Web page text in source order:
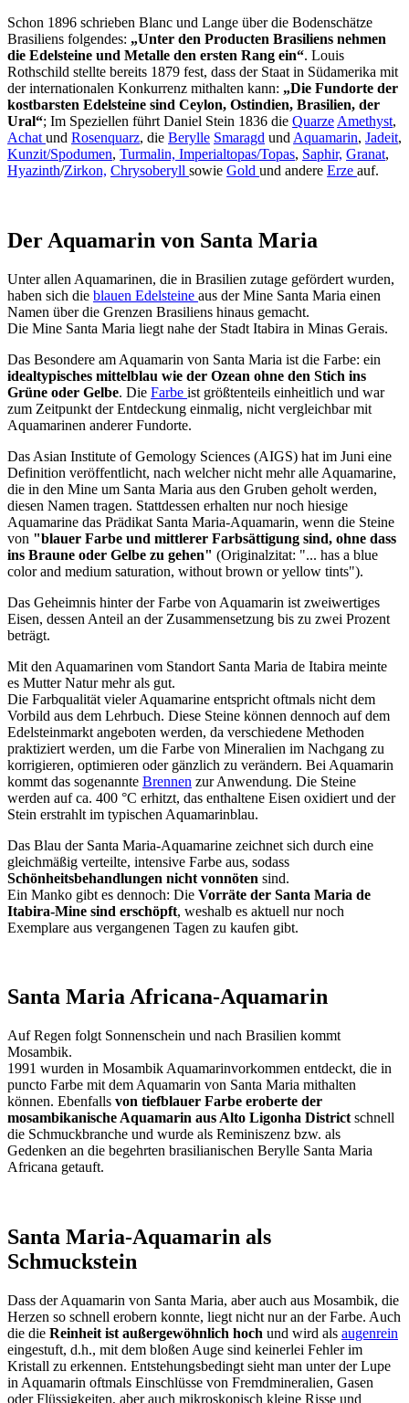
Schon 1896 schrieben Blanc und Lange über die Bodenschätze
Brasiliens folgendes: „Unter den Producten Brasiliens nehmen
die Edelsteine und Metalle den ersten Rang ein“. Louis
Rothschild stellte bereits 1879 fest, dass der Staat in Südamerika mit
der internationalen Konkurrenz mithalten kann: „Die Fundorte der
kostbarsten Edelsteine sind Ceylon, Ostindien, Brasilien, der
Ural“; Im Speziellen führt Daniel Stein 1836 die Quarze Amethyst,
Achat und Rosenquarz, die Berylle Smaragd und Aquamarin, Jadeit,
Kunzit/Spodumen, Turmalin, Imperialtopas/Topas, Saphir, Granat,
Hyazinth/Zirkon, Chrysoberyll sowie Gold und andere Erze auf.
Der Aquamarin von Santa Maria
Unter allen Aquamarinen, die in Brasilien zutage gefördert wurden,
haben sich die blauen Edelsteine aus der Mine Santa Maria einen
Namen über die Grenzen Brasiliens hinaus gemacht.
Die Mine Santa Maria liegt nahe der Stadt Itabira in Minas Gerais.
Das Besondere am Aquamarin von Santa Maria ist die Farbe: ein
idealtypisches mittelblau wie der Ozean ohne den Stich ins
Grüne oder Gelbe. Die Farbe ist größtenteils einheitlich und war
zum Zeitpunkt der Entdeckung einmalig, nicht vergleichbar mit
Aquamarinen anderer Fundorte.
Das Asian Institute of Gemology Sciences (AIGS) hat im Juni eine
Definition veröffentlicht, nach welcher nicht mehr alle Aquamarine,
die in den Mine um Santa Maria aus den Gruben geholt werden,
diesen Namen tragen. Stattdessen erhalten nur noch hiesige
Aquamarine das Prädikat Santa Maria-Aquamarin, wenn die Steine
von "blauer Farbe und mittlerer Farbsättigung sind, ohne dass
ins Braune oder Gelbe zu gehen" (Originalzitat: "... has a blue
color and medium saturation, without brown or yellow tints").
Das Geheimnis hinter der Farbe von Aquamarin ist zweiwertiges
Eisen, dessen Anteil an der Zusammensetzung bis zu zwei Prozent
beträgt.
Mit den Aquamarinen vom Standort Santa Maria de Itabira meinte
es Mutter Natur mehr als gut.
Die Farbqualität vieler Aquamarine entspricht oftmals nicht dem
Vorbild aus dem Lehrbuch. Diese Steine können dennoch auf dem
Edelsteinmarkt angeboten werden, da verschiedene Methoden
praktiziert werden, um die Farbe von Mineralien im Nachgang zu
korrigieren, optimieren oder gänzlich zu verändern. Bei Aquamarin
kommt das sogenannte Brennen zur Anwendung. Die Steine
werden auf ca. 400 °C erhitzt, das enthaltene Eisen oxidiert und der
Stein erstrahlt im typischen Aquamarinblau.
Das Blau der Santa Maria-Aquamarine zeichnet sich durch eine
gleichmäßig verteilte, intensive Farbe aus, sodass
Schönheitsbehandlungen nicht vonnöten sind.
Ein Manko gibt es dennoch: Die Vorräte der Santa Maria de
Itabira-Mine sind erschöpft, weshalb es aktuell nur noch
Exemplare aus vergangenen Tagen zu kaufen gibt.
Santa Maria Africana-Aquamarin
Auf Regen folgt Sonnenschein und nach Brasilien kommt
Mosambik.
1991 wurden in Mosambik Aquamarinvorkommen entdeckt, die in
puncto Farbe mit dem Aquamarin von Santa Maria mithalten
können. Ebenfalls von tiefblauer Farbe eroberte der
mosambikanische Aquamarin aus Alto Ligonha District schnell
die Schmuckbranche und wurde als Reminiszenz bzw. als
Gedenken an die begehrten brasilianischen Berylle Santa Maria
Africana getauft.
Santa Maria-Aquamarin als
Schmuckstein
Dass der Aquamarin von Santa Maria, aber auch aus Mosambik, die
Herzen so schnell erobern konnte, liegt nicht nur an der Farbe. Auch
die die Reinheit ist außergewöhnlich hoch und wird als augenrein
eingestuft, d.h., mit dem bloßen Auge sind keinerlei Fehler im
Kristall zu erkennen. Entstehungsbedingt sieht man unter der Lupe
in Aquamarin oftmals Einschlüsse von Fremdmineralien, Gasen
oder Flüssigkeiten, aber auch mikroskopisch kleine Risse und